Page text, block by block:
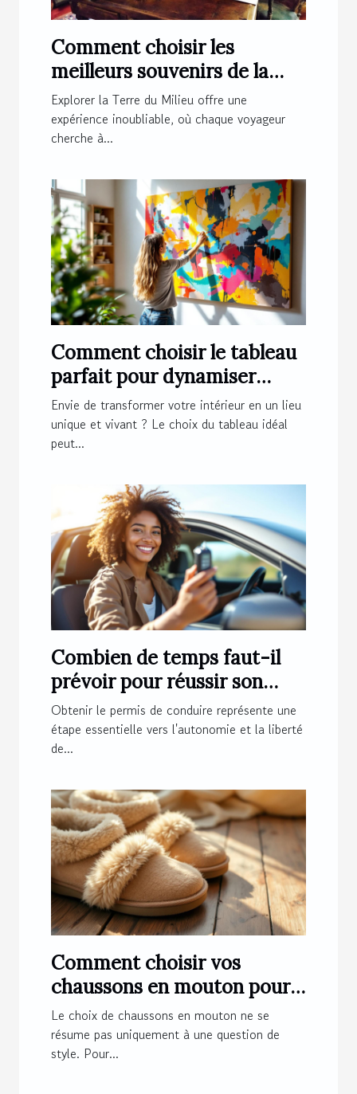
Comment choisir les
meilleurs souvenirs de la
Terre du Milieu ?
Explorer la Terre du Milieu offre une
expérience inoubliable, où chaque voyageur
cherche à...
Comment choisir le tableau
parfait pour dynamiser
votre espace ?
Envie de transformer votre intérieur en un lieu
unique et vivant ? Le choix du tableau idéal
peut...
Combien de temps faut-il
prévoir pour réussir son
permis de conduire ?
Obtenir le permis de conduire représente une
étape essentielle vers l'autonomie et la liberté
de...
Comment choisir vos
chaussons en mouton pour
un confort optimal ?
Le choix de chaussons en mouton ne se
résume pas uniquement à une question de
style. Pour...